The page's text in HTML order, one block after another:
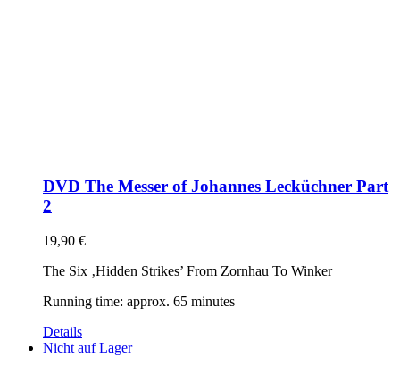
DVD The Messer of Johannes Lecküchner Part
2
19,90 €
The Six ‚Hidden Strikes’ From Zornhau To Winker
Running time: approx. 65 minutes
Details
Nicht auf Lager